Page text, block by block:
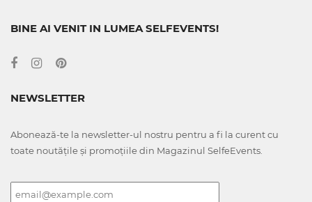
BINE AI VENIT IN LUMEA SELFEVENTS!
NEWSLETTER
Abonează-te la newsletter-ul nostru pentru a fi la curent cu
toate noutățile și promoțiile din Magazinul SelfeEvents.